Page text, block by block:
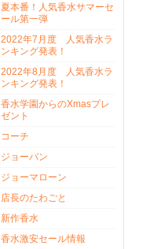
夏本番！人気香水サマーセ
ール第一弾
2022年7月度 人気香水ラ
ンキング発表！
2022年8月度 人気香水ラ
ンキング発表！
香水学園からのXmasプレ
ゼント
コーチ
ジョーバン
ジョーマローン
店長のたわごと
新作香水
香水激安セール情報